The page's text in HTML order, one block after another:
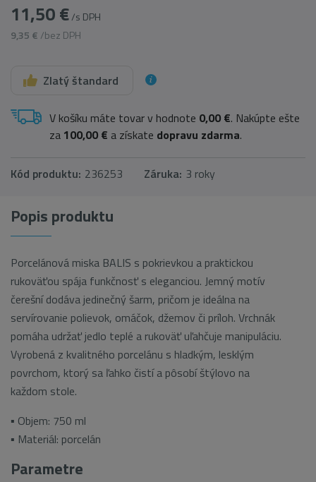
11,50 €/s DPH
9,35 € /bez DPH
Zlatý štandard
V košíku máte tovar v hodnote 0,00 €. Nakúpte ešte
za 100,00 € a získate dopravu zdarma.
Kód produktu: 236253 Záruka: 3 roky
Popis produktu
Porcelánová miska BALIS s pokrievkou a praktickou
rukoväťou spája funkčnosť s eleganciou. Jemný motív
čerešní dodáva jedinečný šarm, pričom je ideálna na
servírovanie polievok, omáčok, džemov či príloh. Vrchnák
pomáha udržať jedlo teplé a rukoväť uľahčuje manipuláciu.
Vyrobená z kvalitného porcelánu s hladkým, lesklým
povrchom, ktorý sa ľahko čistí a pôsobí štýlovo na
každom stole.
▪ Objem: 750 ml
▪ Materiál: porcelán
Parametre